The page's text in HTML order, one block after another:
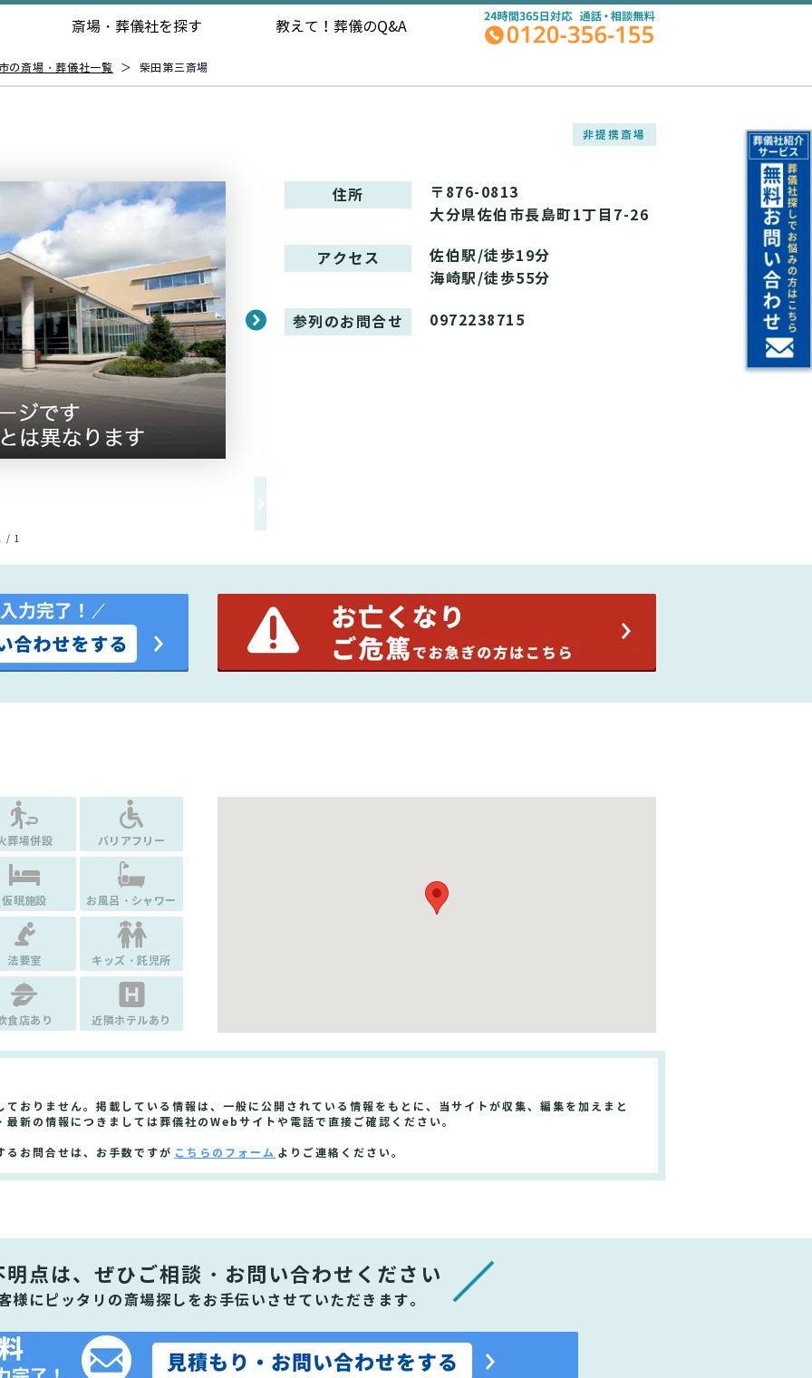
斎場・葬儀社を探す 教えて！ 葬儀のQ&A
の斎場・葬儀社一覧 ＞ 柴田第三斎場
非提携斎場
/ 1
住所
〒876-0813
大分県佐伯市長島町1丁目7-26
アクセス
佐伯駅/徒歩19分
海崎駅/徒歩55分
参列のお問合せ 0972238715
葬場併設 バリアフリー
仮眠施設 お風呂・シャワー
法要室 キッズ・託児所
食店あり 近隣ホテルあり
おりません。掲載している情報は、一般に公開されている情報をもとに、当サイトが収集、編集を加えまと
新の情報につきましては葬儀社のWebサイトや電話で直接ご確認ください。
るお問合せは、お手数ですが こちらのフォーム よりご連絡ください。
明点は、ぜひ ご相談・お問い合わせください
様にピッタリの斎場探しをお手伝いさせていただきます。